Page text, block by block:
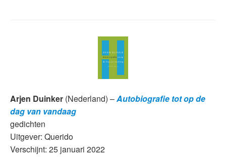
Arjen Duinker (Nederland) –Autobiografie tot op de
dag van vandaag
gedichten
Uitgever: Querido
Verschijnt: 25 januari 2022